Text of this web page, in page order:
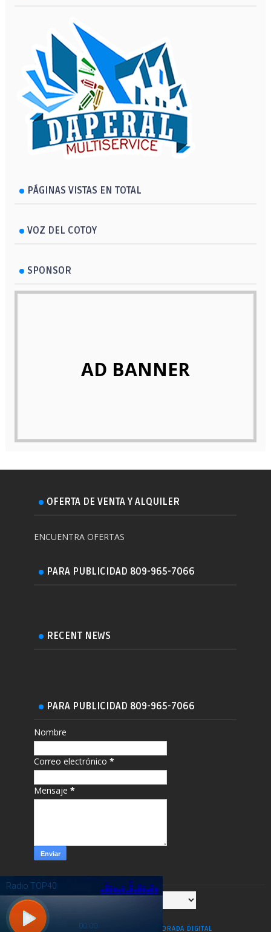
PÁGINAS VISTAS EN TOTAL
VOZ DEL COTOY
SPONSOR
AD BANNER
OFERTA DE VENTA Y ALQUILER
ENCUENTRA OFERTAS
PARA PUBLICIDAD 809-965-7066
RECENT NEWS
PARA PUBLICIDAD 809-965-7066
Nombre
Correo electrónico*
Mensaje*
COPYRIGHT © ESPIGA DORADA DIGITAL